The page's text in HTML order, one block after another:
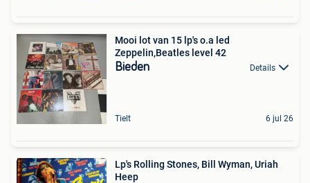
Mooi lot van 15 lp's o.a led
Zeppelin,Beatles level 42
Bieden Details
Tielt 6 jul 26
Lp's Rolling Stones, Bill Wyman, Uriah
Heep